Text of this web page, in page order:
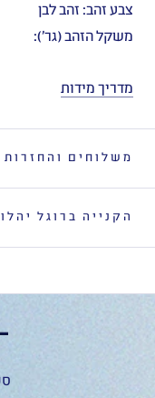
צבע זהב: זהב לבן
משקל הזהב (גר'):
מדריך מידות
משלוחים והחזרות
הקנייה ברוגל